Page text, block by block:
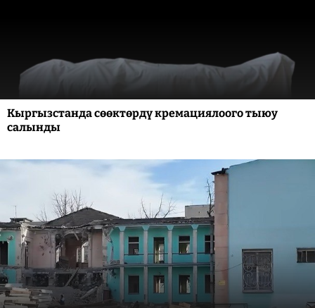
Кыргызстанда сөөктөрдү кремациялоого тыюу
салынды